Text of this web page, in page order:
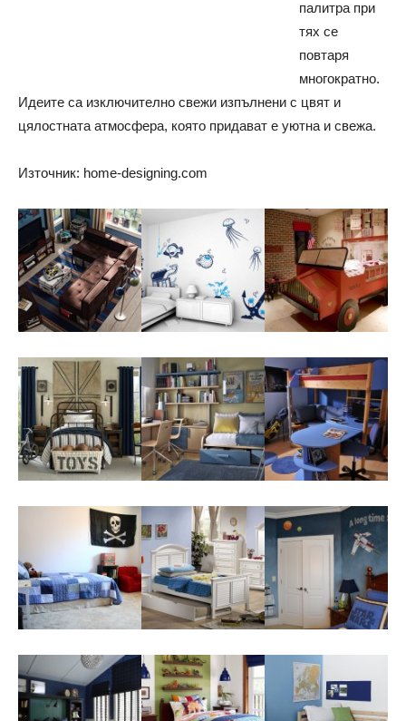
палитра при
тях се
повтаря
многократно.
Идеите са изключително свежи изпълнени с цвят и
цялостната атмосфера, която придават е уютна и свежа.
Източник: home-designing.com